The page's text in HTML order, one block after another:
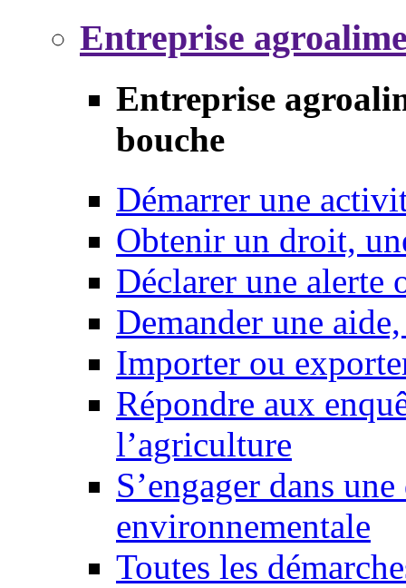
Entreprise
Entreprise
bouche
Démarrer une
Obtenir un droit,
Déclarer une alerte
Demander une
Importer ou
Répondre aux
l’agriculture
S’engager dans
environnementale
Toutes les